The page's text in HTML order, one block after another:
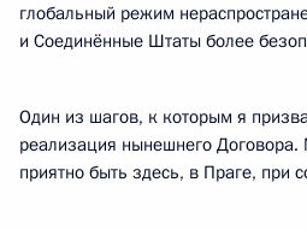
глобальный режим
и Соединённые Штаты более
Один из шагов, к которым я
реализация нынешнего Договора.
приятно быть здесь, в Праге, при